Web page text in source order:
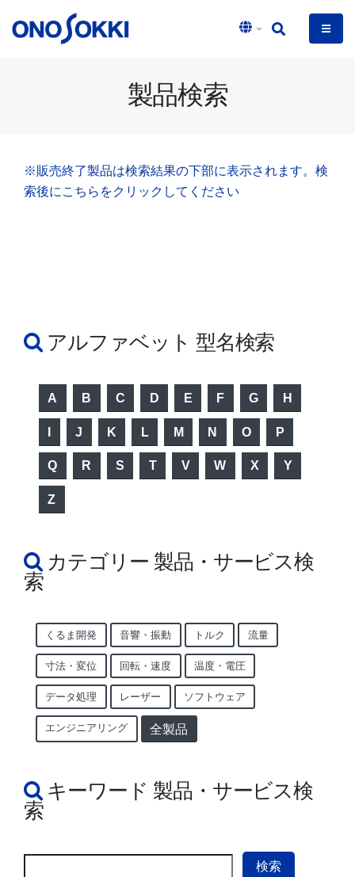
製品検索
アルファベット 型名検索
カテゴリー 製品・サービス検
索
くるま開発 音響・振動 トルク 流量
寸法・変位 回転・速度 温度・電圧
データ処理 レーザー ソフトウェア
エンジニアリング 全製品
キーワード 製品・サービス検
索
※販売終了製品は検索結果の下部に表示されます。検
索後にこちらをクリックしてください